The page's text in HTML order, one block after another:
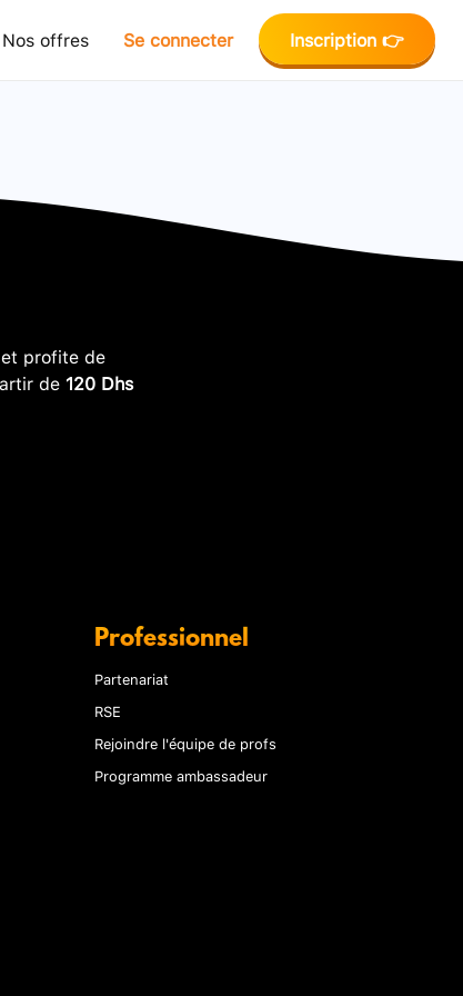
Nos offres Se connecter Inscription 👉
profite de
de 120 Dhs
Professionnel
Partenariat
RSE
Rejoindre l'équipe de profs
Programme ambassadeur